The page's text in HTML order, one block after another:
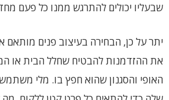
שבעליו יכולים להתרגש ממנו כל פעם
יתר על כן, הבחירה בעיצוב פנים מותאם
את ההזדמנות להבטיח שחלל הבית או
האופי והסגנון שהוא חפץ בו. מלי